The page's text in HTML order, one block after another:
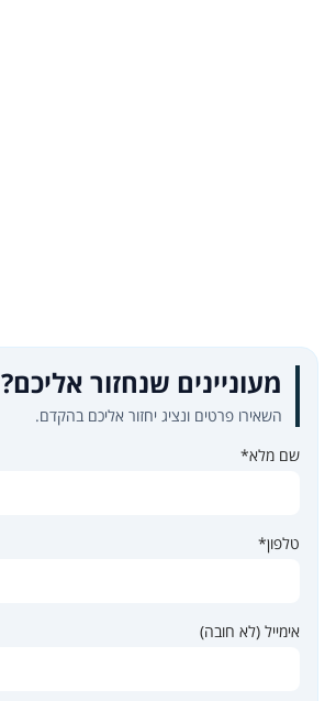
מעוניינים שנחזור אליכם?
השאירו פרטים ונציג יחזור אליכם בהקדם.
שם מלא*
טלפון*
אימייל (לא חובה)